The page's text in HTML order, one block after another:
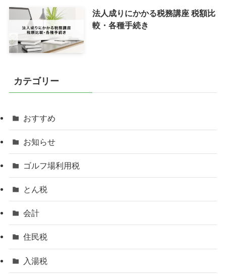
法人成りにかかる税務講座 税額比
較・各種手続き
カテゴリー
おすすめ
お知らせ
ゴルフ場利用税
とん税
会計
住民税
入湯税